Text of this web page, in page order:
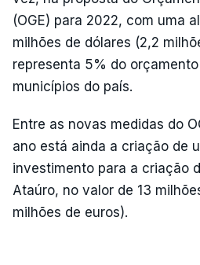
(OGE) para 2022, com uma
milhões de dólares (2,2
representa 5% do
municípios do país.
Entre as novas medidas do
ano está ainda a criação de
investimento para a criação
Ataúro, no valor de 13
milhões de euros).